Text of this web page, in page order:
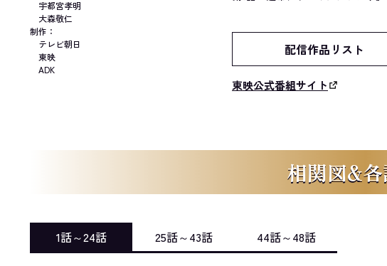
宇都宮孝明
大森敬仁
制作：
テレビ朝日
東映
ADK
配信作品リスト
東映公式番組サイト
相関図&
1話～24話 25話～43話 44話～48話